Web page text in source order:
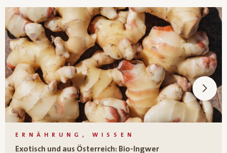
ERNÄHRUNG, WISSEN
Exotisch und aus Österreich: Bio-Ingwer